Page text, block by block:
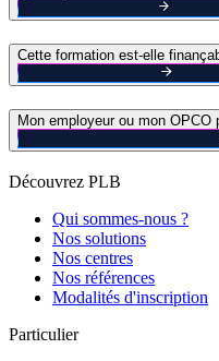
Cette formation est-elle
Mon employeur ou mon
Découvrez PLB
Qui sommes-nous ?
Nos solutions
Nos centres
Nos références
Modalités d'inscription
Particulier